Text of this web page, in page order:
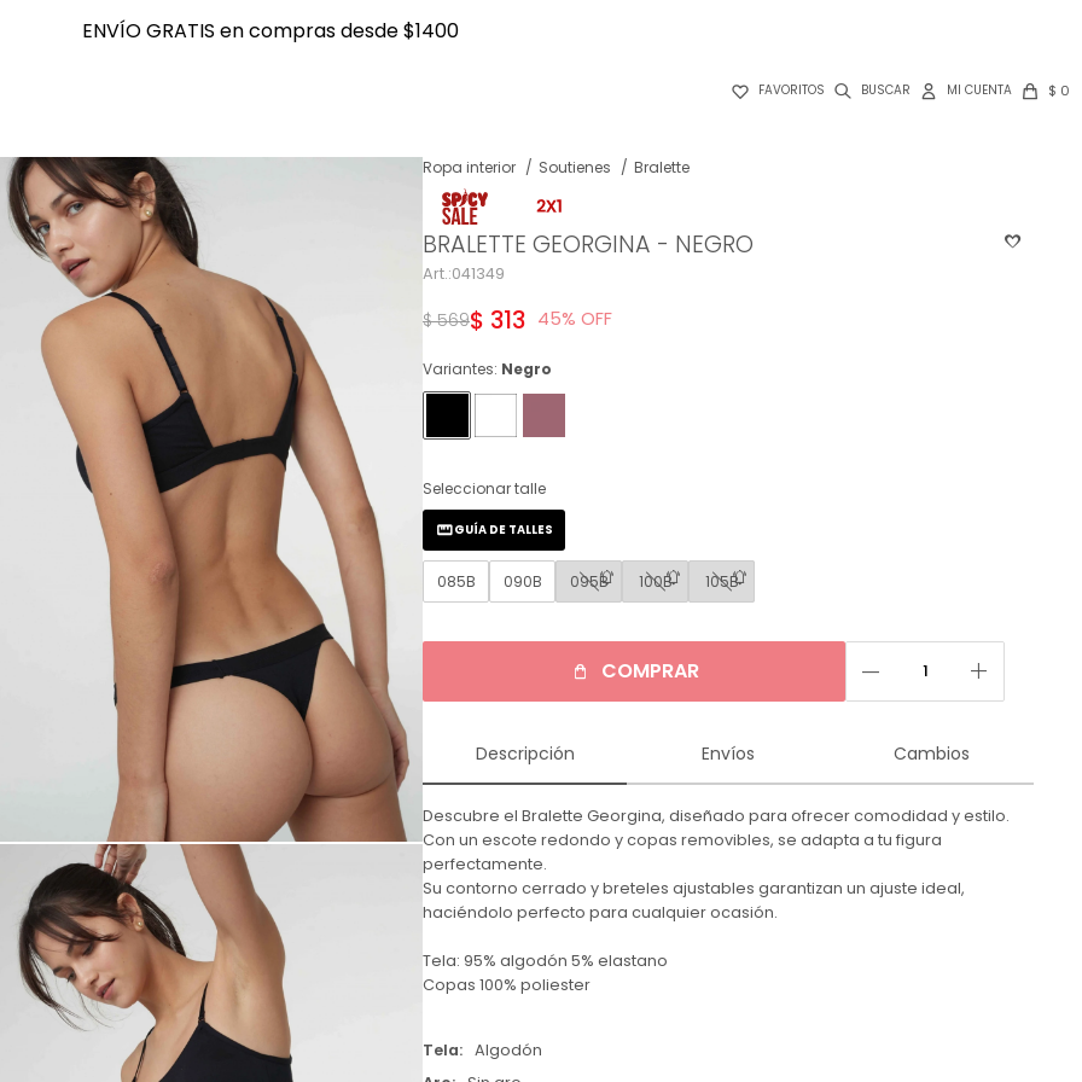
ENVÍO GRATIS en compras desde $1400
 FAVORITOS $ 0
ENVÍO GRATIS en compras desde $1400
Ropa interior Soutienes Bralette
BRALETTE GEORGINA - NEGRO
041349
$ 313
$ 569 45
Variantes: Negro
Seleccionar talle
085B 090B 095B 100B 105B
GUÍA DE TALLES
COMPRAR remove add
Descripción Envíos Cambios
Descubre el Bralette Georgina, diseñado para ofrecer comodidad y estilo.
Con un escote redondo y copas removibles, se adapta a tu figura
perfectamente.
Su contorno cerrado y breteles ajustables garantizan un ajuste ideal,
haciéndolo perfecto para cualquier ocasión.
Tela: 95% algodón 5% elastano
Copas 100% poliester
Tela
Algodón
NOTIFICARME